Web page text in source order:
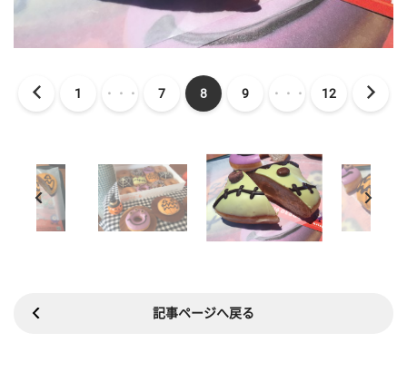
1 ・・・ 7 8 9 ・・・ 12
記事ページへ戻る